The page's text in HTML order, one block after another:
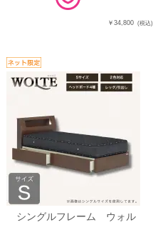
￥34,800 (税込)
シングルフレーム ウォル